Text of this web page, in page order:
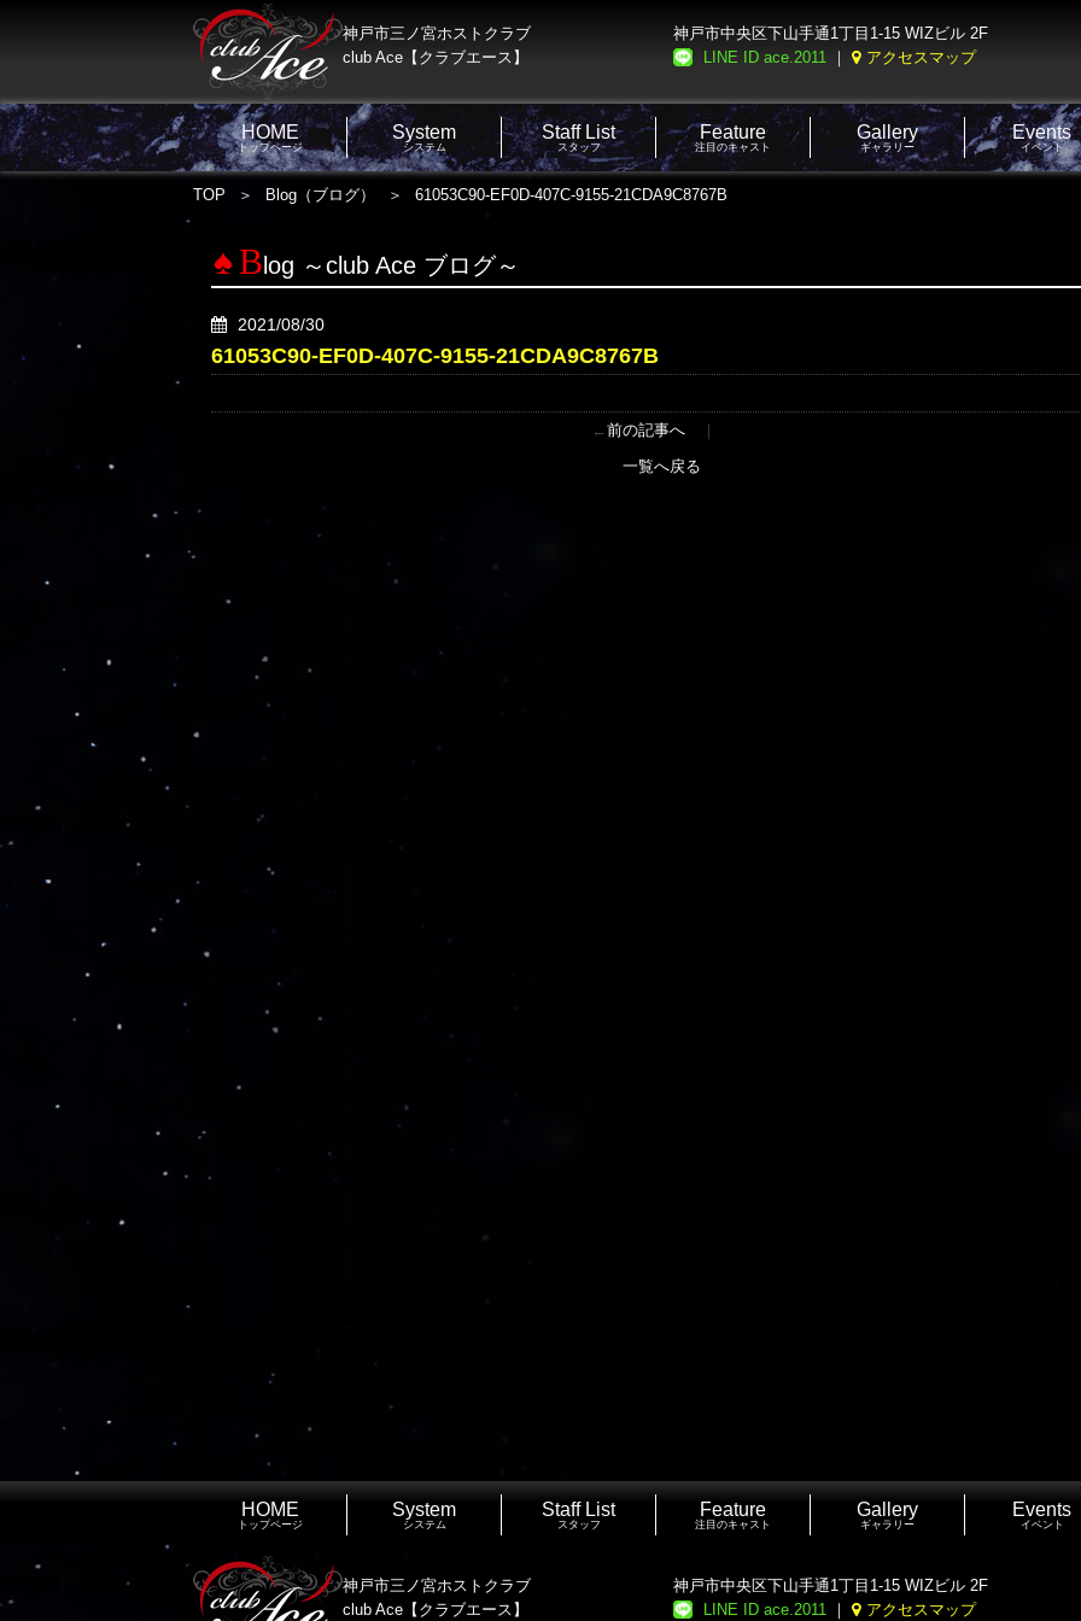
神戸市三ノ宮ホストクラブ
club Ace【クラブエース】
神戸市中央区下山手通1丁目1-15 WIZビル 2F
LINE ID ace.2011 ｜ アクセスマップ
HOME
トップページ
System
システム
Staff List
スタッフ
Feature
注目のキャスト
Gallery
ギャラリー
Events
イベント
TOP Blog（ブログ） 61053C90-EF0D-407C-9155-21CDA9C8767B
B log ～club Ace ブログ～
2021/08/30
61053C90-EF0D-407C-9155-21CDA9C8767B
← 前の記事へ｜
一覧へ戻る
HOME
トップページ
System
システム
Staff List
スタッフ
Feature
注目のキャスト
Gallery
ギャラリー
Events
イベント
神戸市三ノ宮ホストクラブ
club Ace【クラブエース】
神戸市中央区下山手通1丁目1-15 WIZビル 2F
LINE ID ace.2011 ｜ アクセスマップ